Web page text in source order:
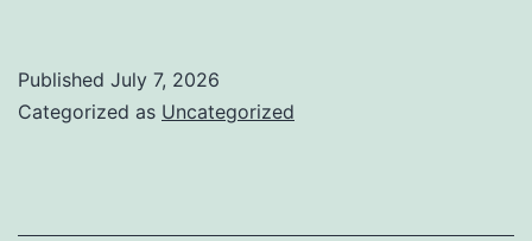
Published July 7, 2026
Categorized as Uncategorized